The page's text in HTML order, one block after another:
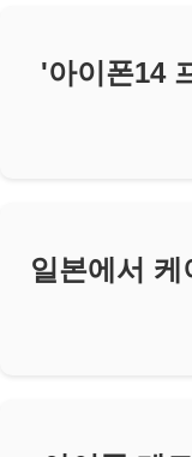
'아이폰14
일본에서